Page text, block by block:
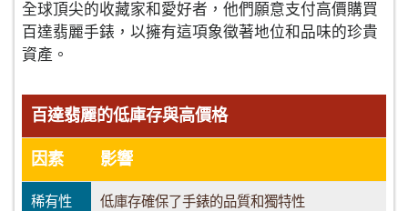
全球頂尖的收藏家和愛好者，他們願意支付高價購買
百達翡麗手錶，以擁有這項象徵著地位和品味的珍貴
資產。
百達翡麗的低庫存與高價格
因素 影響
稀有性 低庫存確保了手錶的品質和獨特性